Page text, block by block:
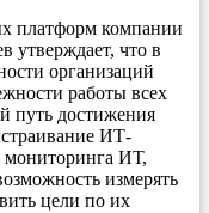
платформ компании
что в
организаций
работы всех
путь достижения
ИТ-
мониторинга ИТ,
измерять
цели по их